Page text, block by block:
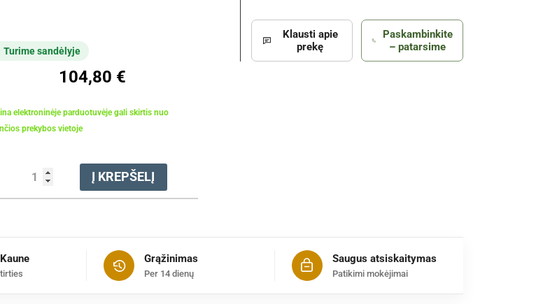
Turime sandėlyje
104,80 €
elektroninėje parduotuvėje gali skirtis nuo
prekybos vietoje
kiekis:
Rankena
Į KREPŠELĮ
Klausti apie
prekę
Paskambinkite
– patarsime
Grąžinimas
Per 14 dienų
Saugus atsiskaitymas
Patikimi mokėjimai